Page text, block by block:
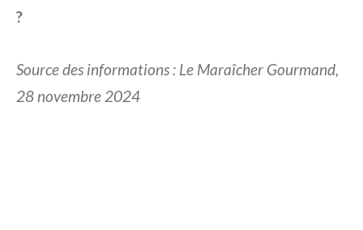
?
Source des informations : Le Maraîcher Gourmand,
28 novembre 2024